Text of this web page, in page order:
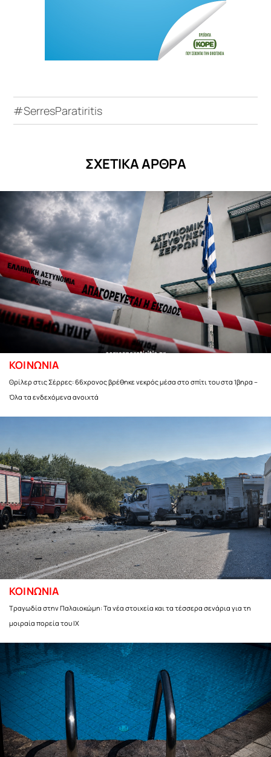
#SerresParatiritis
ΣΧΕΤΙΚΑ ΑΡΘΡΑ
ΚΟΙΝΩΝΙΑ
Θρίλερ στις Σέρρες: 66χρονος βρέθηκε νεκρός μέσα στο σπίτι του στα Ίβηρα –
Όλα τα ενδεχόμενα ανοιχτά
ΚΟΙΝΩΝΙΑ
Τραγωδία στην Παλαιοκώμη: Τα νέα στοιχεία και τα τέσσερα σενάρια για τη
μοιραία πορεία του ΙΧ